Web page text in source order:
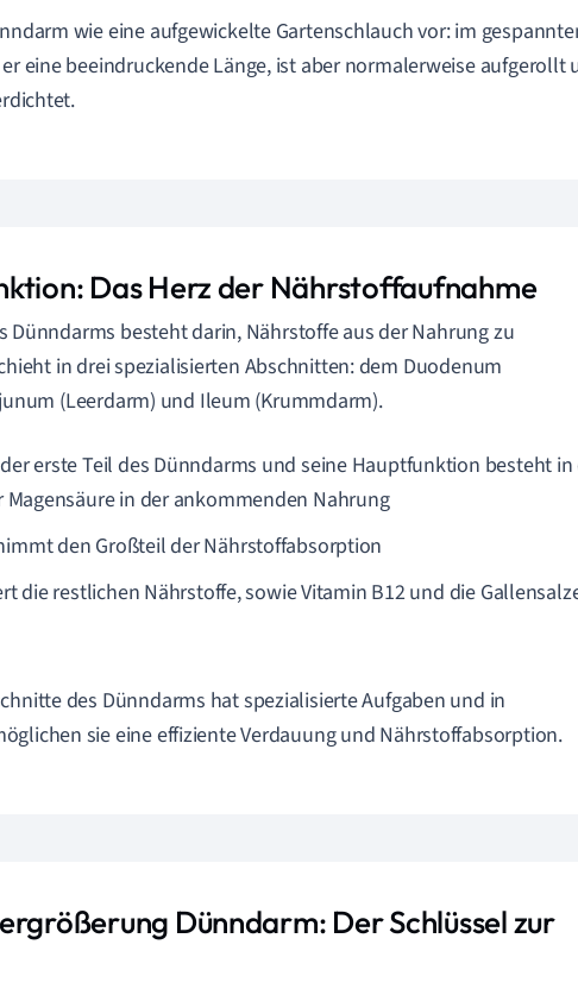
wie eine aufgewickelte Gartenschlauch vor: im
eine beeindruckende Länge, ist aber normalerweise aufgerollt
Das Herz der Nährstoffaufnahme
Dünndarms besteht darin, Nährstoffe aus der Nahrung zu
in drei spezialisierten Abschnitten: dem Duodenum
(Leerdarm) und Ileum (Krummdarm).
erste Teil des Dünndarms und seine Hauptfunktion besteht in
in der ankommenden Nahrung
den Großteil der Nährstoffabsorption
die restlichen Nährstoffe, sowie Vitamin B12 und die
des Dünndarms hat spezialisierte Aufgaben und in
sie eine effiziente Verdauung und Nährstoffabsorption.
Dünndarm: Der Schlüssel zur